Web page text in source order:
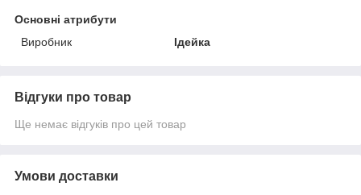
Основні атрибути
Виробник
Ідейка
Відгуки про товар
Ще немає відгуків про цей товар
Умови доставки